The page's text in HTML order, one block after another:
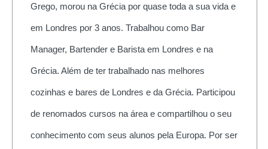
Grego, morou na Grécia por quase toda a sua vida e
em Londres por 3 anos. Trabalhou como Bar
Manager, Bartender e Barista em Londres e na
Grécia. Além de ter trabalhado nas melhores
cozinhas e bares de Londres e da Grécia. Participou
de renomados cursos na área e compartilhou o seu
conhecimento com seus alunos pela Europa. Por ser